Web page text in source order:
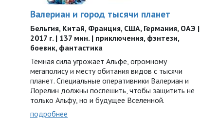
Валериан и город тысячи планет
Бельгия, Китай, Франция, США, Германия, ОАЭ |
2017 г. | 137 мин. | приключения, фэнтези,
боевик, фантастика
Тёмная сила угрожает Альфе, огромному
мегаполису и месту обитания видов с тысячи
планет. Специальные оперативники Валериан и
Лорелин должны поспешить, чтобы защитить не
только Альфу, но и будущее Вселенной.
подробнее